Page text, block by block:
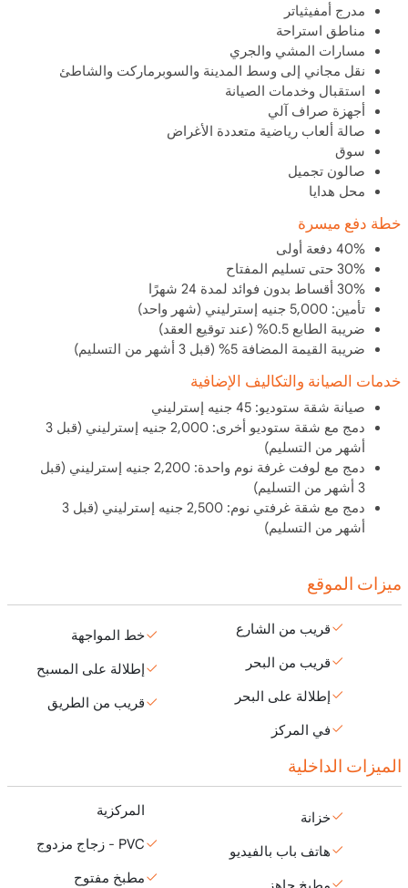
مدرج أمفيثياتر
مناطق استراحة
مسارات المشي والجري
نقل مجاني إلى وسط المدينة والسوبرماركت والشاطئ
استقبال وخدمات الصيانة
أجهزة صراف آلي
صالة ألعاب رياضية متعددة الأغراض
سوق
صالون تجميل
محل هدايا
خطة دفع ميسرة
40% دفعة أولى
30% حتى تسليم المفتاح
30% أقساط بدون فوائد لمدة 24 شهرًا
تأمين: 5,000 جنيه إسترليني (شهر واحد)
ضريبة الطابع 0.5% (عند توقيع العقد)
ضريبة القيمة المضافة 5% (قبل 3 أشهر من التسليم)
خدمات الصيانة والتكاليف الإضافية
صيانة شقة ستوديو: 45 جنيه إسترليني
دمج مع شقة ستوديو أخرى: 2,000 جنيه إسترليني (قبل 3
أشهر من التسليم)
دمج مع لوفت غرفة نوم واحدة: 2,200 جنيه إسترليني (قبل
3 أشهر من التسليم)
دمج مع شقة غرفتي نوم: 2,500 جنيه إسترليني (قبل 3
أشهر من التسليم)
ميزات الموقع
قريب من الشارع
قريب من البحر
إطلالة على البحر
في المركز
خط المواجهة
إطلالة على المسبح
قريب من الطريق
الميزات الداخلية
خزانة
هاتف باب بالفيديو
المركزية
PVC - زجاج مزدوج
مطبخ مفتوح